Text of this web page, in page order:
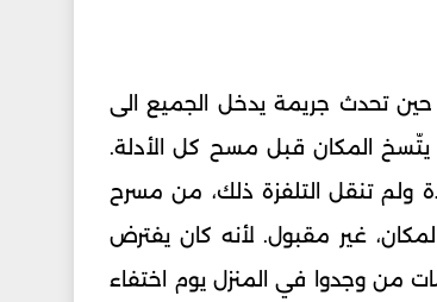
حين تحدث جريمة يدخل الجميع الى
يتّسخ المكان قبل مسح كل الأدلة.
ولم تنقل التلفزة ذلك، من مسرح
غير مقبول. لأنه كان يفترض
من وجدوا في المنزل يوم اختفاء